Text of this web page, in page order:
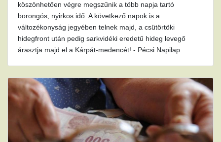
köszönhetően végre megszűnik a több napja tartó
borongós, nyirkos idő. A következő napok is a
változékonyság jegyében telnek majd, a csütörtöki
hidegfront után pedig sarkvidéki eredetű hideg levegő
árasztja majd el a Kárpát-medencét! - Pécsi Napilap